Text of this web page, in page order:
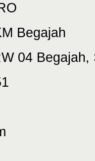
Begajah
04